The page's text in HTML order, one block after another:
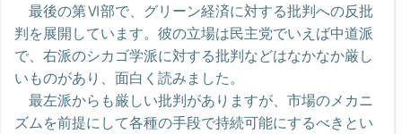
最後の第Ⅵ部で、グリーン経済に対する批判への反批
判を展開しています。彼の立場は民主党でいえば中道派
で、右派のシカゴ学派に対する批判などはなかなか厳し
いものがあり、面白く読みました。
最左派からも厳しい批判がありますが、市場のメカニ
ズムを前提にして各種の手段で持続可能にするべきとい